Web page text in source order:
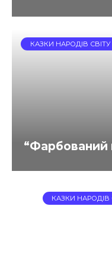
КАЗКИ НАРОДІВ СВІТУ
“Фарбований
КАЗКИ НАРОДІВ